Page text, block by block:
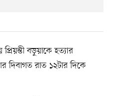
বড়ুয়াকে হত্যার
দিবাগত রাত ১২টার দিকে